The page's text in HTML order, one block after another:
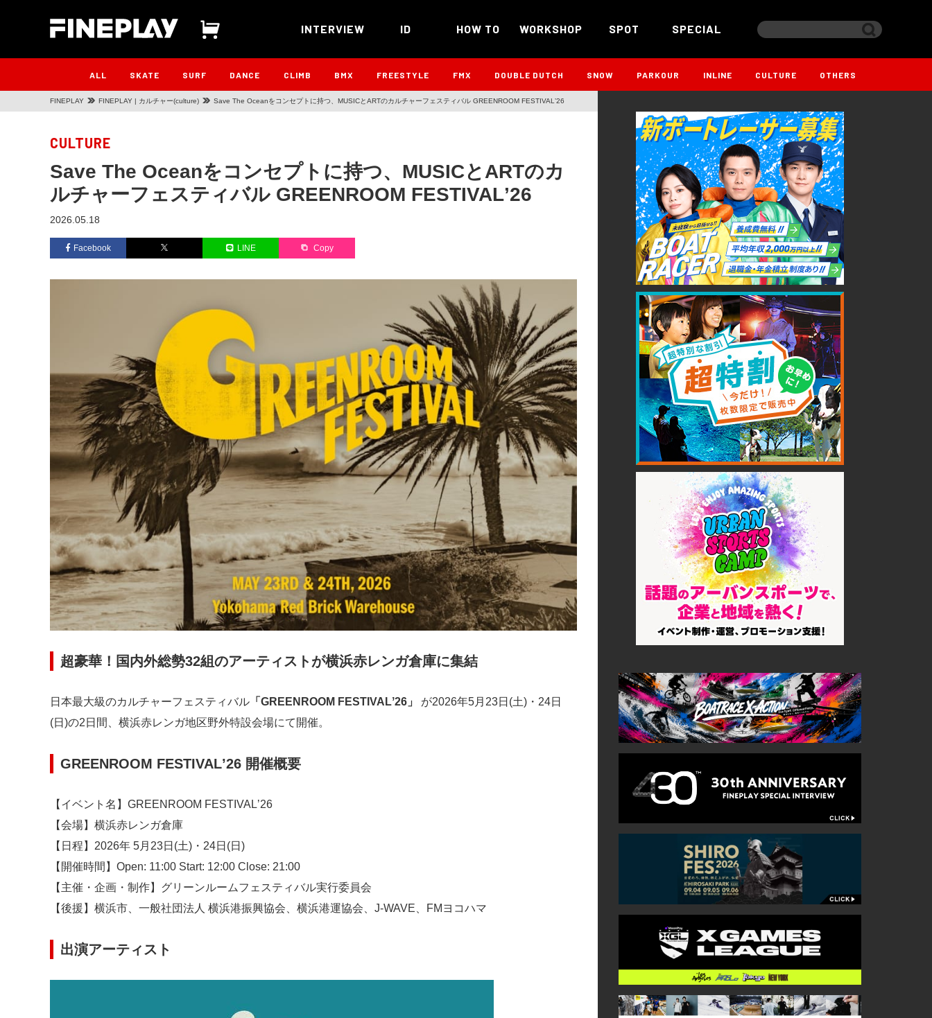
INTERVIEW ID HOW TO WORKSHOP SPOT SPECIAL
ALL SKATE SURF DANCE CLIMB BMX FREESTYLE FMX DOUBLE DUTCH SNOW PARKOUR INLINE CULTURE OTHERS
FINEPLAY FINEPLAY | カルチャー(culture) Save The Oceanをコンセプトに持つ、MUSICとARTのカルチャーフェスティバル GREENROOM FESTIVALʼ26
CULTURE
Save The Oceanをコンセプトに持つ、MUSICとARTのカ
ルチャーフェスティバル GREENROOM FESTIVALʼ26
2026.05.18
Facebook LINE Copy
超豪華！国内外総勢32組のアーティストが横浜⾚レンガ倉庫に集結
⽇本最⼤級のカルチャーフェスティバル 「GREENROOM FESTIVALʼ26」
が2026年5⽉23⽇(⼟)・24⽇
(⽇)の2⽇間、横浜⾚レンガ地区野外特設会場にて開催。
GREENROOM FESTIVALʼ26 開催概要
【イベント名】GREENROOM FESTIVALʼ26
【会場】横浜⾚レンガ倉庫
【⽇程】2026年 5⽉23⽇(⼟)・24⽇(⽇)
【開催時間】Open: 11:00 Start: 12:00 Close: 21:00
【主催・企画・制作】グリーンルームフェスティバル実⾏委員会
【後援】横浜市、⼀般社団法⼈ 横浜港振興協会、横浜港運協会、J-WAVE、FMヨコハマ
出演アーティスト